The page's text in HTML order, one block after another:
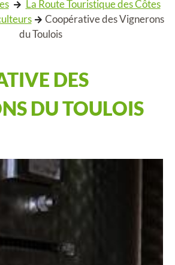
La Route Touristique des Côtes
Coopérative des Vignerons
du Toulois
DES
DU TOULOIS